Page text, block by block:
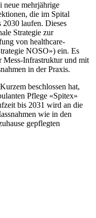
mehrjährige
die im Spital
laufen. Dieses
Strategie zur
von healthcare-
NOSO») ein. Es
Mess-Infrastruktur und mit
in der Praxis.
beschlossen hat,
Pflege «Spitex»
bis 2031 wird an die
wie in den
gepflegten